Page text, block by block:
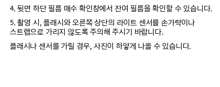
4. 뒷면 하단 필름 매수 확인창에서 잔여 필름을 확인할 수 있습니다.
5. 촬영 시, 플래시와 오른쪽 상단의 라이트 센서를 손가락이나
스트랩으로 가리지 않도록 주의해 주시기 바랍니다.
플래시나 센서를 가릴 경우, 사진이 하얗게 나올 수 있습니다.